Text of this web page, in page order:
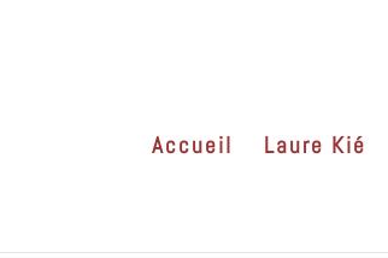
Accueil Laure Kié